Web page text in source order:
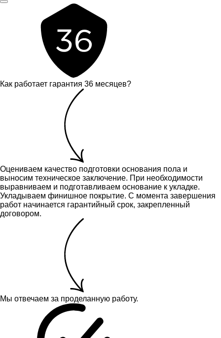
Как работает гарантия 36 месяцев?
Оцениваем качество подготовки основания пола и
выносим техническое заключение. При необходимости
выравниваем и подготавливаем основание к укладке.
Укладываем финишное покрытие. С момента завершения
работ начинается гарантийный срок, закрепленный
договором.
Мы отвечаем за проделанную работу.